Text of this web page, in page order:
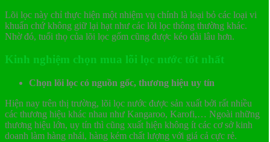
Lõi lọc này chỉ thực hiện một nhiệm vụ chính là loại bỏ các loại vi
khuẩn chứ không giữ lại hạt như các lõi lọc thông thường khác.
Nhờ đó, tuổi thọ của lõi lọc gốm cũng được kéo dài lâu hơn.
Kinh nghiệm chọn mua lõi lọc nước tốt nhất
Chọn lõi lọc có nguồn gốc, thương hiệu uy tín
Hiện nay trên thị trường, lõi lọc nước được sản xuất bởi rất nhiều
các thương hiệu khác nhau như Kangaroo, Karofi,… Ngoài những
thương hiệu lớn, uy tín thì cũng xuất hiện không ít các cơ sở kinh
doanh làm hàng nhái, hàng kém chất lượng với giá cả cực rẻ.